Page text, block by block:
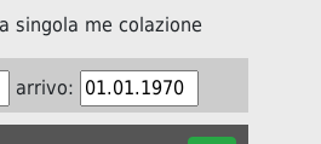
singola me colazione
arrivo: